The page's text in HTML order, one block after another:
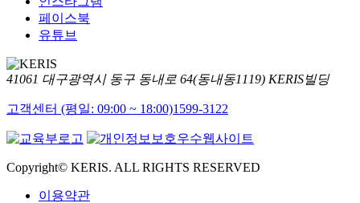
페이스북
유튜브
41061 대구광역시 동구 동내로 64(동내동1119) KERIS빌딩
고객센터 (평일: 09:00 ~ 18:00)1599-3122
Copyright© KERIS. ALL RIGHTS RESERVED
이용약관